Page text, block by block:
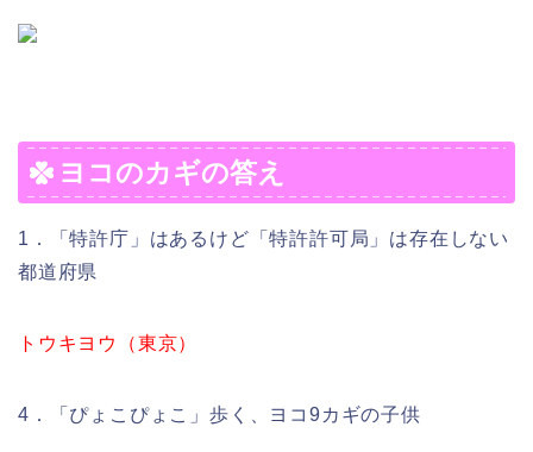
ヨコのカギの答え
1．「特許庁」はあるけど「特許許可局」は存在しない
都道府県
トウキヨウ（東京）
4．「ぴょこぴょこ」歩く、ヨコ9カギの子供